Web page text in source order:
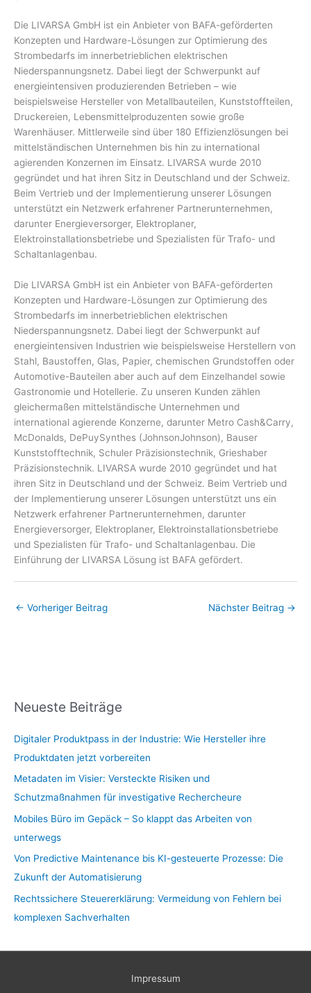
Die LIVARSA GmbH ist ein Anbieter von BAFA-geförderten
Konzepten und Hardware-Lösungen zur Optimierung des
Strombedarfs im innerbetrieblichen elektrischen
Niederspannungsnetz. Dabei liegt der Schwerpunkt auf
energieintensiven produzierenden Betrieben – wie
beispielsweise Hersteller von Metallbauteilen, Kunststoffteilen,
Druckereien, Lebensmittelproduzenten sowie große
Warenhäuser. Mittlerweile sind über 180 Effizienzlösungen bei
mittelständischen Unternehmen bis hin zu international
agierenden Konzernen im Einsatz. LIVARSA wurde 2010
gegründet und hat ihren Sitz in Deutschland und der Schweiz.
Beim Vertrieb und der Implementierung unserer Lösungen
unterstützt ein Netzwerk erfahrener Partnerunternehmen,
darunter Energieversorger, Elektroplaner,
Elektroinstallationsbetriebe und Spezialisten für Trafo- und
Schaltanlagenbau.
Die LIVARSA GmbH ist ein Anbieter von BAFA-geförderten
Konzepten und Hardware-Lösungen zur Optimierung des
Strombedarfs im innerbetrieblichen elektrischen
Niederspannungsnetz. Dabei liegt der Schwerpunkt auf
energieintensiven Industrien wie beispielsweise Herstellern von
Stahl, Baustoffen, Glas, Papier, chemischen Grundstoffen oder
Automotive-Bauteilen aber auch auf dem Einzelhandel sowie
Gastronomie und Hotellerie. Zu unseren Kunden zählen
gleichermaßen mittelständische Unternehmen und
international agierende Konzerne, darunter Metro Cash&Carry,
McDonalds, DePuySynthes (JohnsonJohnson), Bauser
Kunststofftechnik, Schuler Präzisionstechnik, Grieshaber
Präzisionstechnik. LIVARSA wurde 2010 gegründet und hat
ihren Sitz in Deutschland und der Schweiz. Beim Vertrieb und
der Implementierung unserer Lösungen unterstützt uns ein
Netzwerk erfahrener Partnerunternehmen, darunter
Energieversorger, Elektroplaner, Elektroinstallationsbetriebe
und Spezialisten für Trafo- und Schaltanlagenbau. Die
Einführung der LIVARSA Lösung ist BAFA gefördert.
← Vorheriger Beitrag Nächster Beitrag →
Neueste Beiträge
Digitaler Produktpass in der Industrie: Wie Hersteller ihre
Produktdaten jetzt vorbereiten
Metadaten im Visier: Versteckte Risiken und
Schutzmaßnahmen für investigative Rechercheure
Mobiles Büro im Gepäck – So klappt das Arbeiten von
unterwegs
Von Predictive Maintenance bis KI-gesteuerte Prozesse: Die
Zukunft der Automatisierung
Rechtssichere Steuererklärung: Vermeidung von Fehlern bei
komplexen Sachverhalten
Impressum